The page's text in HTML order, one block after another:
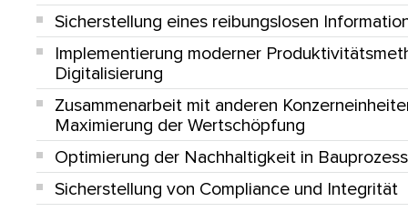
Sicherstellung eines reibungslosen
Implementierung moderner
Digitalisierung
Zusammenarbeit mit anderen
Maximierung der Wertschöpfung
Optimierung der Nachhaltigkeit in
Sicherstellung von Compliance und Integrität